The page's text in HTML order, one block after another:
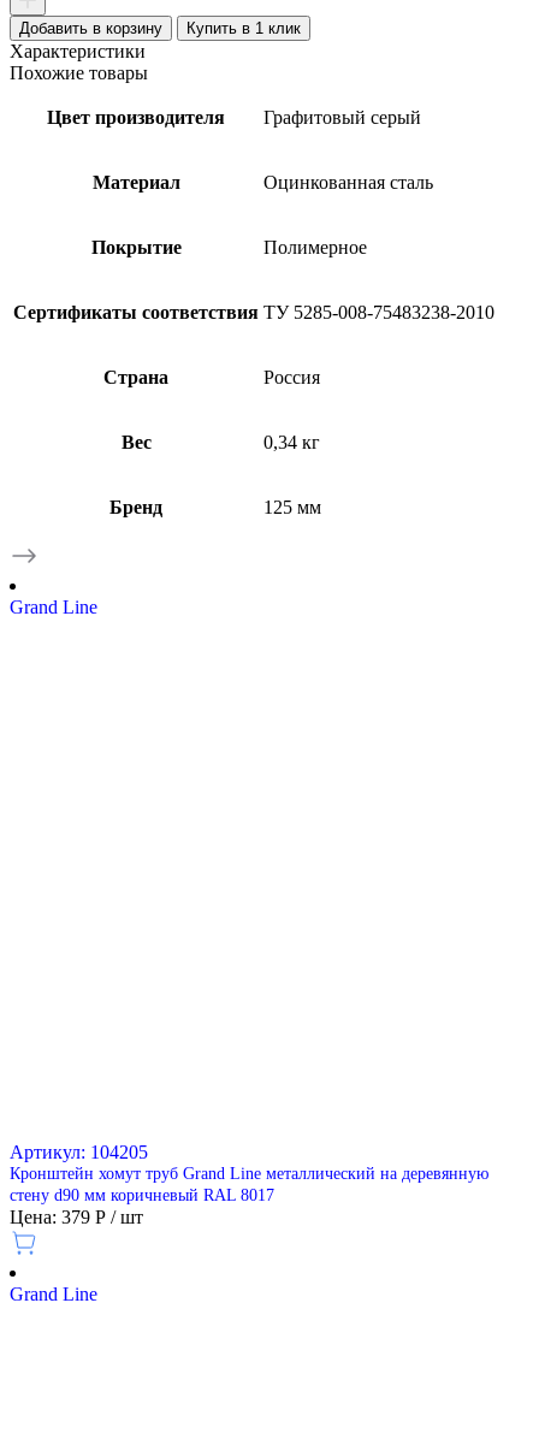
Добавить в корзину Купить в 1 клик
Характеристики
Похожие товары
Цвет производителя Графитовый серый
Материал Оцинкованная сталь
Покрытие Полимерное
Сертификаты соответствия ТУ 5285-008-75483238-2010
Страна Россия
Вес 0,34 кг
Бренд 125 мм
Grand Line
Артикул: 104205
Кронштейн хомут труб Grand Line металлический на деревянную
стену d90 мм коричневый RAL 8017
Цена: 379 Р / шт
Grand Line